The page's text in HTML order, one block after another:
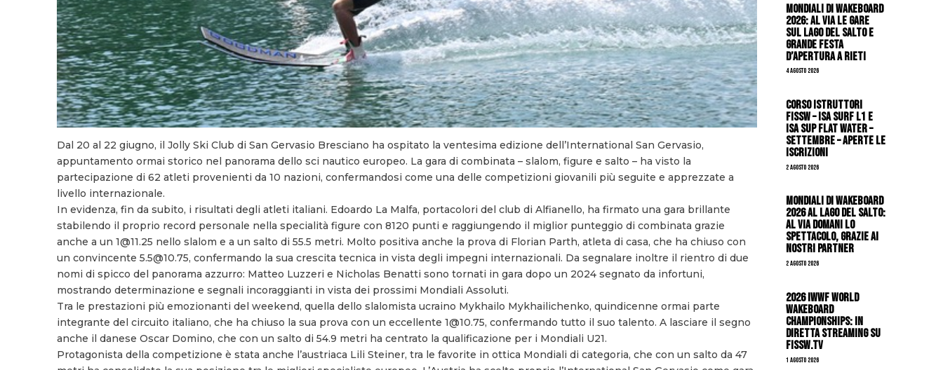
Dal 20 al 22 giugno, il Jolly Ski Club di San Gervasio Bresciano ha ospitato la ventesima edizione dell’International San Gervasio,
appuntamento ormai storico nel panorama dello sci nautico europeo. La gara di combinata – slalom, figure e salto – ha visto la
partecipazione di 62 atleti provenienti da 10 nazioni, confermandosi come una delle competizioni giovanili più seguite e apprezzate a
livello internazionale.
In evidenza, fin da subito, i risultati degli atleti italiani. Edoardo La Malfa, portacolori del club di Alfianello, ha firmato una gara brillante
stabilendo il proprio record personale nella specialità figure con 8120 punti e raggiungendo il miglior punteggio di combinata grazie
anche a un 1@11.25 nello slalom e a un salto di 55.5 metri. Molto positiva anche la prova di Florian Parth, atleta di casa, che ha chiuso con
un convincente 5.5@10.75, confermando la sua crescita tecnica in vista degli impegni internazionali. Da segnalare inoltre il rientro di due
nomi di spicco del panorama azzurro: Matteo Luzzeri e Nicholas Benatti sono tornati in gara dopo un 2024 segnato da infortuni,
mostrando determinazione e segnali incoraggianti in vista dei prossimi Mondiali Assoluti.
Tra le prestazioni più emozionanti del weekend, quella dello slalomista ucraino Mykhailo Mykhailichenko, quindicenne ormai parte
integrante del circuito italiano, che ha chiuso la sua prova con un eccellente 1@10.75, confermando tutto il suo talento. A lasciare il segno
anche il danese Oscar Domino, che con un salto di 54.9 metri ha centrato la qualificazione per i Mondiali U21.
Protagonista della competizione è stata anche l’austriaca Lili Steiner, tra le favorite in ottica Mondiali di categoria, che con un salto da 47
Mondiali di Wakeboard
2026: al via le gare
sul Lago del Salto e
grande festa
d’apertura a Rieti
4 Agosto 2026
CORSO ISTRUTTORI
FISSW – ISA SURF L1 e
ISA SUP Flat Water –
SETTEMBRE – APERTE LE
ISCRIZIONI
2 Agosto 2026
Mondiali di Wakeboard
2026 al Lago del Salto:
al via domani lo
spettacolo, grazie ai
nostri Partner
2 Agosto 2026
2026 IWWF WORLD
WAKEBOARD
CHAMPIONSHIPS: IN
DIRETTA STREAMING SU
FISSW.TV
1 Agosto 2026